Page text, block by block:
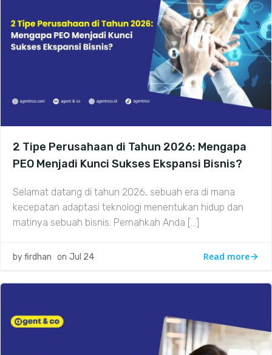
2 Tipe Perusahaan di Tahun 2026: Mengapa
PEO Menjadi Kunci Sukses Ekspansi Bisnis?
Selamat datang di tahun 2026, sebuah era di mana
kecepatan adaptasi teknologi menentukan hidup dan
matinya sebuah bisnis. Pernahkah Anda […]
by firdhan on Jul 24 Read more